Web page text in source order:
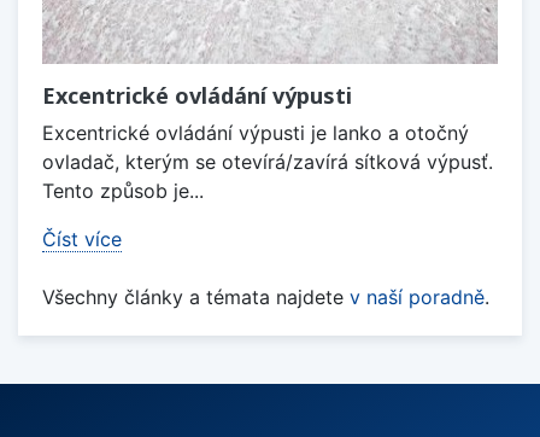
Excentrické ovládání výpusti
Excentrické ovládání výpusti je lanko a otočný
ovladač, kterým se otevírá/zavírá sítková výpusť.
Tento způsob je...
Číst více
Všechny články a témata najdete v naší poradně.